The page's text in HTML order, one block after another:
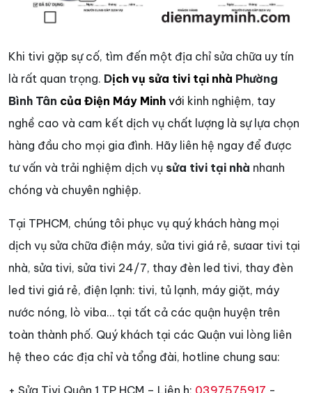
Khi tivi gặp sự cố, tìm đến một địa chỉ sửa chữa uy tín
là rất quan trọng. Dịch vụ sửa tivi tại nhà Phường
Bình Tân của Điện Máy Minh với kinh nghiệm, tay
nghề cao và cam kết dịch vụ chất lượng là sự lựa chọn
hàng đầu cho mọi gia đình. Hãy liên hệ ngay để được
tư vấn và trải nghiệm dịch vụ sửa tivi tại nhà nhanh
chóng và chuyên nghiệp.
Tại TPHCM, chúng tôi phục vụ quý khách hàng mọi
dịch vụ sửa chữa điện máy, sửa tivi giá rẻ, sưaar tivi tại
nhà, sửa tivi, sửa tivi 24/7, thay đèn led tivi, thay đèn
led tivi giá rẻ, điện lạnh: tivi, tủ lạnh, máy giặt, máy
nước nóng, lò viba… tại tất cả các quận huyện trên
toàn thành phố. Quý khách tại các Quận vui lòng liên
hệ theo các địa chỉ và tổng đài, hotline chung sau:
+ Sửa Tivi Quận 1 TP HCM – Liên h: 0397575917 -